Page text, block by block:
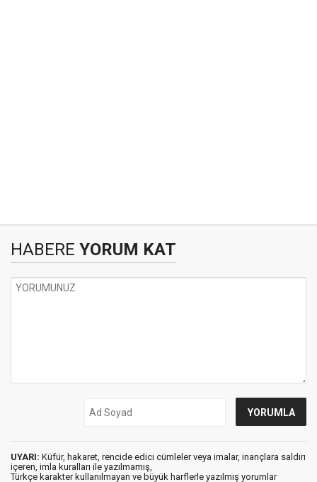
HABERE YORUM KAT
UYARI: Küfür, hakaret, rencide edici cümleler veya imalar, inançlara saldırı
içeren, imla kuralları ile yazılmamış,
Türkçe karakter kullanılmayan ve büyük harflerle yazılmış yorumlar